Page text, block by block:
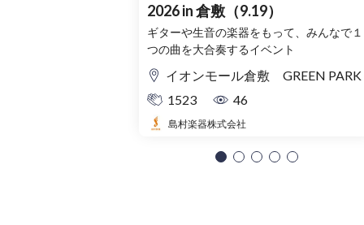
2026 in 倉敷（9.19）
ギターや生音の楽器をもって、みんなで１
つの曲を大合奏するイベント
イオンモール倉敷 GREEN PARK
1523
46
島村楽器株式会社